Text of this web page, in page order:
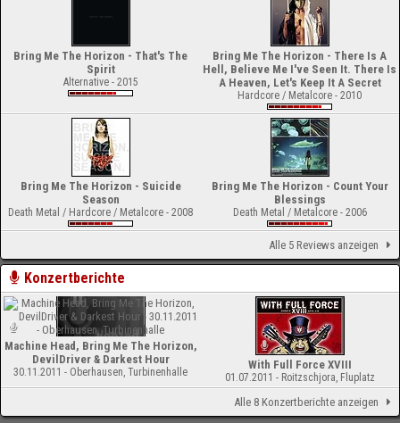
Bring Me The Horizon - That's The
Spirit
Alternative - 2015
Bring Me The Horizon - There Is A
Hell, Believe Me I've Seen It. There Is
A Heaven, Let's Keep It A Secret
Hardcore / Metalcore - 2010
Bring Me The Horizon - Suicide
Season
Death Metal / Hardcore / Metalcore - 2008
Bring Me The Horizon - Count Your
Blessings
Death Metal / Metalcore - 2006
Alle 5 Reviews anzeigen
Konzertberichte
Machine Head, Bring Me The Horizon,
DevilDriver & Darkest Hour
30.11.2011 - Oberhausen, Turbinenhalle
With Full Force XVIII
01.07.2011 - Roitzschjora, Fluplatz
Alle 8 Konzertberichte anzeigen